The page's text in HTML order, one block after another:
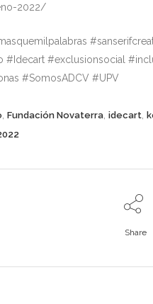
2022/
#Idecart #exclusionsocial
#SomosADCV #UPV
Fundación Novaterra idecart
Share